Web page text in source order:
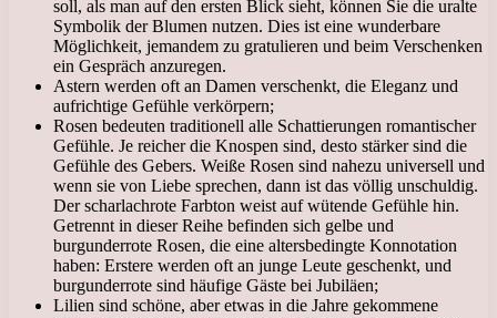
soll, als man auf den ersten Blick sieht, können Sie die uralte
Symbolik der Blumen nutzen. Dies ist eine wunderbare
Möglichkeit, jemandem zu gratulieren und beim Verschenken
ein Gespräch anzuregen.
Astern werden oft an Damen verschenkt, die Eleganz und
aufrichtige Gefühle verkörpern;
Rosen bedeuten traditionell alle Schattierungen romantischer
Gefühle. Je reicher die Knospen sind, desto stärker sind die
Gefühle des Gebers. Weiße Rosen sind nahezu universell und
wenn sie von Liebe sprechen, dann ist das völlig unschuldig.
Der scharlachrote Farbton weist auf wütende Gefühle hin.
Getrennt in dieser Reihe befinden sich gelbe und
burgunderrote Rosen, die eine altersbedingte Konnotation
haben: Erstere werden oft an junge Leute geschenkt, und
burgunderrote sind häufige Gäste bei Jubiläen;
Lilien sind schöne, aber etwas in die Jahre gekommene